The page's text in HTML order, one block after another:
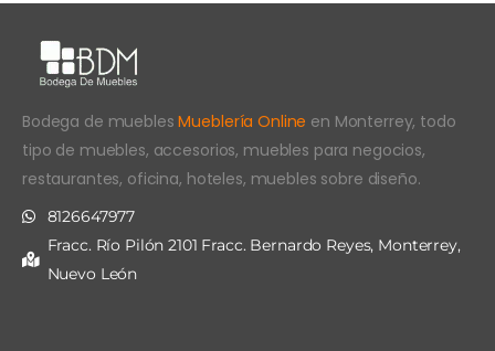
Bodega de mueblesMueblería Online en Monterrey, todo
tipo de muebles, accesorios, muebles para negocios,
restaurantes, oficina, hoteles, muebles sobre diseño.
8126647977
Fracc. Río Pilón 2101 Fracc. Bernardo Reyes, Monterrey,
Nuevo León